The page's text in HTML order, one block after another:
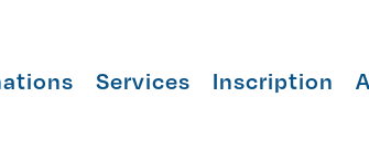
Services Inscription